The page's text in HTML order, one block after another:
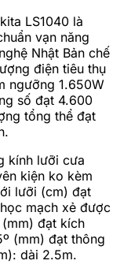
LS1040 là
vạn năng
Nhật Bản chế
điện tiêu thụ
ngưỡng 1.650W
số đạt 4.600
tổng thể đạt
kính lưỡi cưa
kiện ko kèm
lưỡi (cm) đạt
mạch xẻ được
đạt kích
(mm) đạt thông
dài 2.5m.